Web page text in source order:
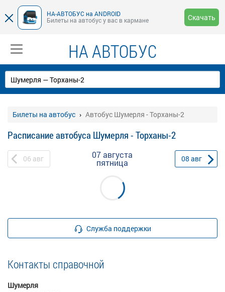
НА-АВТОБУС на ANDROID
Билеты на автобус у вас в кармане
Скачать
НА АВТОБУС
Билеты на автобус Автобус Шумерля - Торханы-2
Расписание автобуса Шумерля - Торханы-2
06 авг 07 августа
пятница 08 авг
Служба поддержки
Контакты справочной
Шумерля